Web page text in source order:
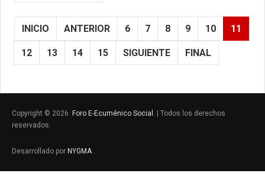
INICIO ANTERIOR 6 7 8 9 10 11
12 13 14 15 SIGUIENTE FINAL
Copyright © 2026. Foro E-Ecuménico Social . | Todos los derechos
reservados.
Desarrollado por NYGMA .